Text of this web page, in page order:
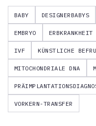
BABY DESIGNERBABYS
EMBRYO ERBKRANKHEIT
IVF KÜNSTLICHE
MITOCHONDRIALE DNA
VORKERN-TRANSFER